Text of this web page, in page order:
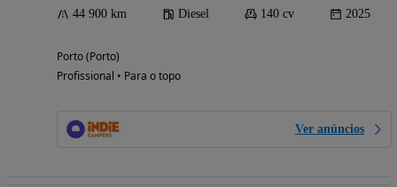
44 900 km Diesel 140 cv 2025
Porto (Porto)
Profissional • Para o topo
Ver anúncios